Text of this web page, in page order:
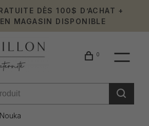
DÈS 100$ D’ACHAT +
MAGASIN DISPONIBLE
0
Nouka